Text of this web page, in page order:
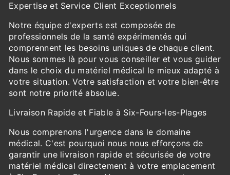
Expertise et Service Client Exceptionnels
Notre équipe d'experts est composée de
professionnels de la santé expérimentés qui
comprennent les besoins uniques de chaque client.
Nous sommes là pour vous conseiller et vous guider
dans le choix du matériel médical le mieux adapté à
votre situation. Votre satisfaction et votre bien-être
sont notre priorité absolue.
Livraison Rapide et Fiable à Six-Fours-les-Plages
Nous comprenons l'urgence dans le domaine
médical. C'est pourquoi nous nous efforçons de
garantir une livraison rapide et sécurisée de votre
matériel médical directement à votre emplacement